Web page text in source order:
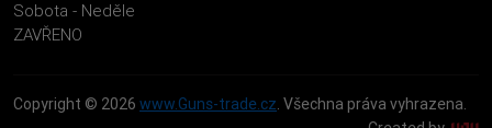
Sobota - Neděle
ZAVŘENO
Copyright © 2026 www.Guns-trade.cz. Všechna práva vyhrazena.